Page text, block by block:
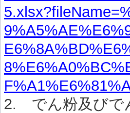
2. でん粉及びで